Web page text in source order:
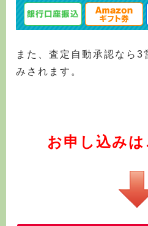
また、査定自動承認なら3
みされます。
お申し込み